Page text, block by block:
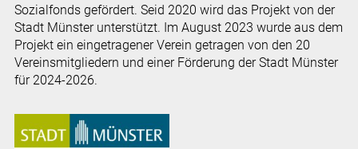
Sozialfonds gefördert. Seid 2020 wird das Projekt von der
Stadt Münster unterstützt. Im August 2023 wurde aus dem
Projekt ein eingetragener Verein getragen von den 20
Vereinsmitgliedern und einer Förderung der Stadt Münster
für 2024-2026.